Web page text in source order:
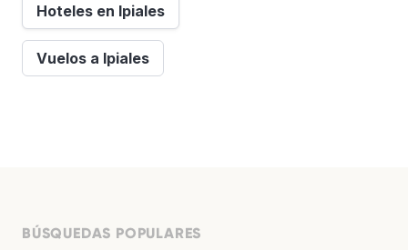
Hoteles en Ipiales
Vuelos a Ipiales
BÚSQUEDAS POPULARES